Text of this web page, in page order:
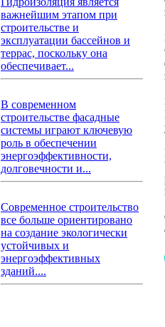
важнейшим этапом при
строительстве и
эксплуатации бассейнов и
террас, поскольку она
обеспечивает...
В современном
строительстве фасадные
системы играют ключевую
роль в обеспечении
энергоэффективности,
долговечности и...
Современное строительство
все больше ориентировано
на создание экологически
устойчивых и
энергоэффективных
зданий....